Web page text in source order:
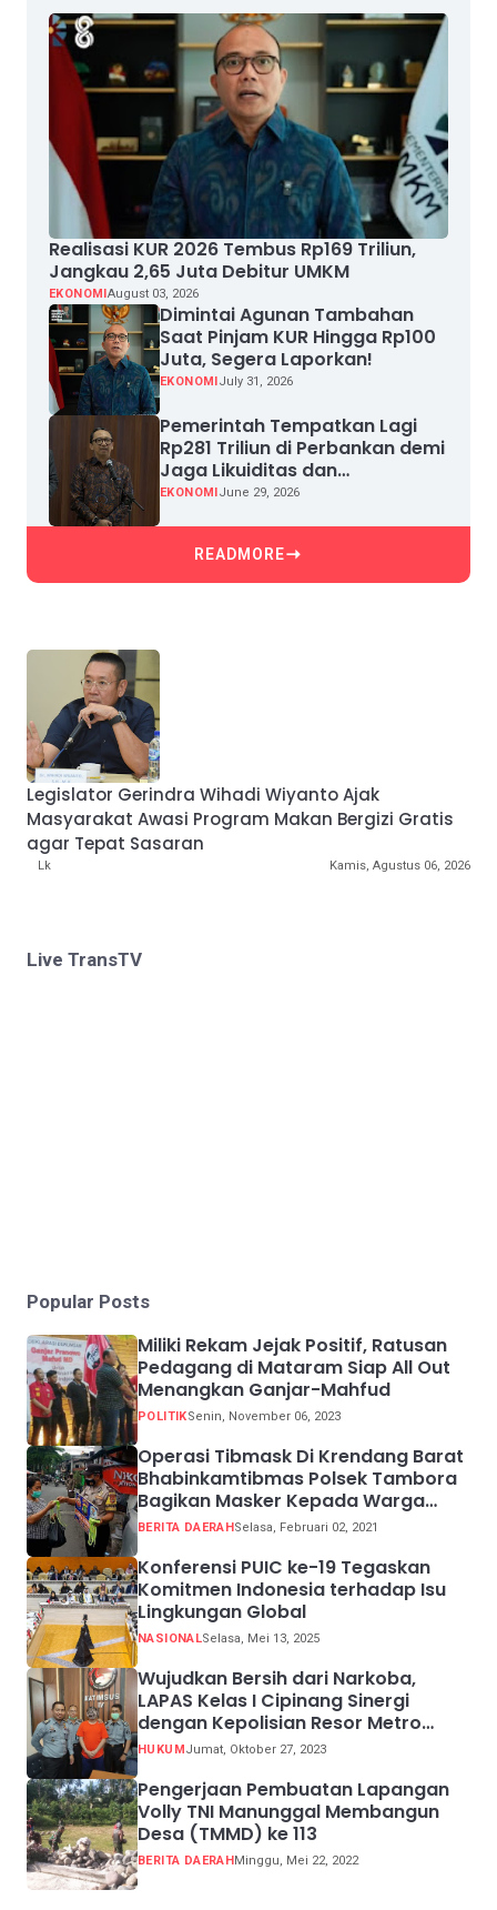
Realisasi KUR 2026 Tembus Rp169 Triliun,
Jangkau 2,65 Juta Debitur UMKM
EKONOMIAugust 03, 2026
Dimintai Agunan Tambahan
Saat Pinjam KUR Hingga Rp100
Juta, Segera Laporkan!
EKONOMIJuly 31, 2026
Pemerintah Tempatkan Lagi
Rp281 Triliun di Perbankan demi
Jaga Likuiditas dan
Pertumbuhan Kredit
EKONOMIJune 29, 2026
READMORE
Legislator Gerindra Wihadi Wiyanto Ajak
Masyarakat Awasi Program Makan Bergizi Gratis
agar Tepat Sasaran
Lk Kamis, Agustus 06, 2026
Live TransTV
Popular Posts
Miliki Rekam Jejak Positif, Ratusan
Pedagang di Mataram Siap All Out
Menangkan Ganjar-Mahfud
POLITIKSenin, November 06, 2023
Operasi Tibmask Di Krendang Barat
Bhabinkamtibmas Polsek Tambora
Bagikan Masker Kepada Warga
Pelanggar Prokes
BERITA DAERAHSelasa, Februari 02, 2021
Konferensi PUIC ke-19 Tegaskan
Komitmen Indonesia terhadap Isu
Lingkungan Global
NASIONALSelasa, Mei 13, 2025
Wujudkan Bersih dari Narkoba,
LAPAS Kelas I Cipinang Sinergi
dengan Kepolisian Resor Metro
Jakarta Barat
HUKUMJumat, Oktober 27, 2023
Pengerjaan Pembuatan Lapangan
Volly TNI Manunggal Membangun
Desa (TMMD) ke 113
BERITA DAERAHMinggu, Mei 22, 2022